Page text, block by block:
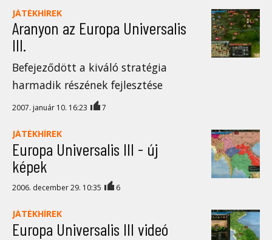
JÁTÉKHÍREK
Aranyon az Europa Universalis
III.
Befejeződött a kiváló stratégia
harmadik részének fejlesztése
2007. január 10. 16:23 7
JÁTÉKHÍREK
Europa Universalis III - új
képek
2006. december 29. 10:35 6
JÁTÉKHÍREK
Europa Universalis III videó